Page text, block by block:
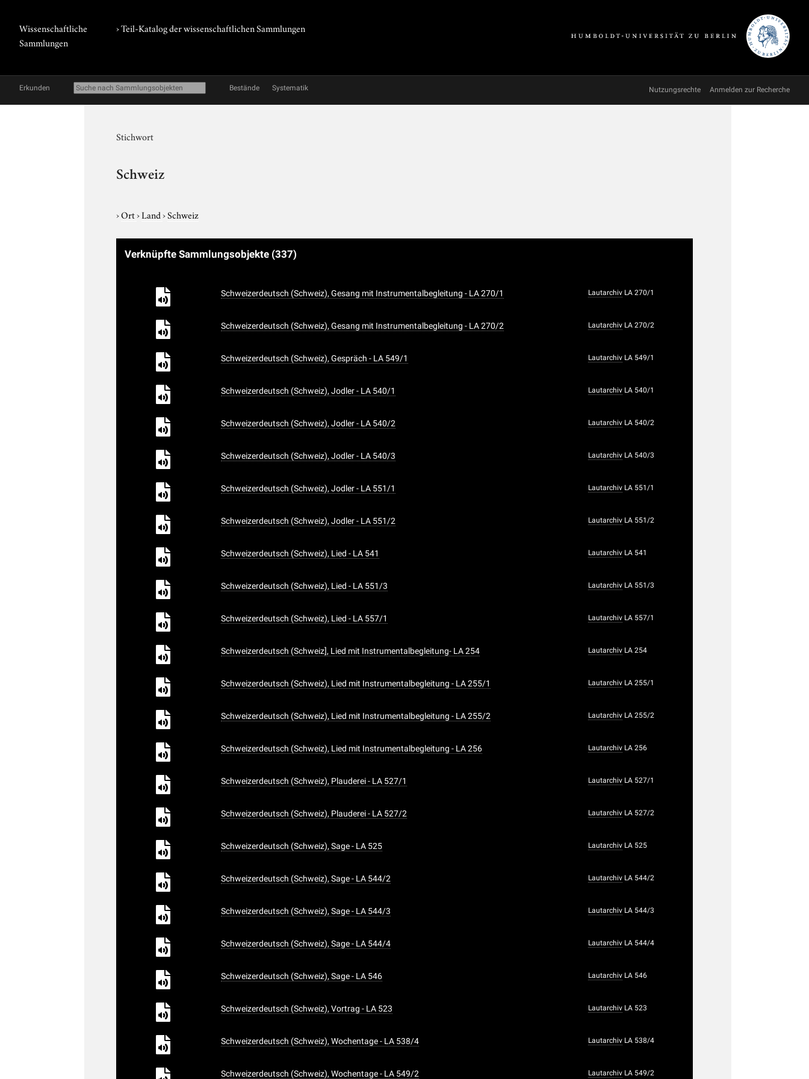
Wissenschaftliche
Sammlungen
› Teil-Katalog der wissenschaftlichen Sammlungen
Erkunden Bestände Systematik Nutzungsrechte Anmelden zur Recherche
Stichwort
Schweiz
›Ort›Land›Schweiz
Verknüpfte Sammlungsobjekte (337)
Schweizerdeutsch (Schweiz), Gesang mit Instrumentalbegleitung - LA 270/1 Lautarchiv LA 270/1
Schweizerdeutsch (Schweiz), Gesang mit Instrumentalbegleitung - LA 270/2 Lautarchiv LA 270/2
Schweizerdeutsch (Schweiz), Gespräch - LA 549/1 Lautarchiv LA 549/1
Schweizerdeutsch (Schweiz), Jodler - LA 540/1 Lautarchiv LA 540/1
Schweizerdeutsch (Schweiz), Jodler - LA 540/2 Lautarchiv LA 540/2
Schweizerdeutsch (Schweiz), Jodler - LA 540/3 Lautarchiv LA 540/3
Schweizerdeutsch (Schweiz), Jodler - LA 551/1 Lautarchiv LA 551/1
Schweizerdeutsch (Schweiz), Jodler - LA 551/2 Lautarchiv LA 551/2
Schweizerdeutsch (Schweiz), Lied - LA 541 Lautarchiv LA 541
Schweizerdeutsch (Schweiz), Lied - LA 551/3 Lautarchiv LA 551/3
Schweizerdeutsch (Schweiz), Lied - LA 557/1 Lautarchiv LA 557/1
Schweizerdeutsch (Schweiz], Lied mit Instrumentalbegleitung- LA 254 Lautarchiv LA 254
Schweizerdeutsch (Schweiz), Lied mit Instrumentalbegleitung - LA 255/1 Lautarchiv LA 255/1
Schweizerdeutsch (Schweiz), Lied mit Instrumentalbegleitung - LA 255/2 Lautarchiv LA 255/2
Schweizerdeutsch (Schweiz), Lied mit Instrumentalbegleitung - LA 256 Lautarchiv LA 256
Schweizerdeutsch (Schweiz), Plauderei - LA 527/1 Lautarchiv LA 527/1
Schweizerdeutsch (Schweiz), Plauderei - LA 527/2 Lautarchiv LA 527/2
Schweizerdeutsch (Schweiz), Sage - LA 525 Lautarchiv LA 525
Schweizerdeutsch (Schweiz), Sage - LA 544/2 Lautarchiv LA 544/2
Schweizerdeutsch (Schweiz), Sage - LA 544/3 Lautarchiv LA 544/3
Schweizerdeutsch (Schweiz), Sage - LA 544/4 Lautarchiv LA 544/4
Schweizerdeutsch (Schweiz), Sage - LA 546 Lautarchiv LA 546
Schweizerdeutsch (Schweiz), Vortrag - LA 523 Lautarchiv LA 523
Schweizerdeutsch (Schweiz), Wochentage - LA 538/4 Lautarchiv LA 538/4
Schweizerdeutsch (Schweiz), Wochentage - LA 549/2 Lautarchiv LA 549/2